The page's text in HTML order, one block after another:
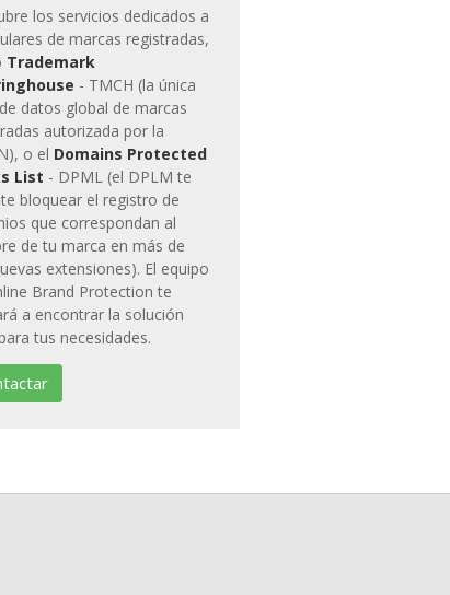
los servicios dedicados a
de marcas registradas,
Trademark
- TMCH (la única
datos global de marcas
autorizada por la
o el Domains Protected
List - DPML (el DPLM te
bloquear el registro de
que correspondan al
de tu marca en más de
extensiones). El equipo
Brand Protection te
a encontrar la solución
tus necesidades.